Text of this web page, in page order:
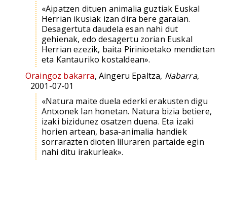
«Aipatzen dituen animalia guztiak Euskal
Herrian ikusiak izan dira bere garaian.
Desagertuta daudela esan nahi dut
gehienak, edo desagertu zorian Euskal
Herrian ezezik, baita Pirinioetako mendietan
eta Kantauriko kostaldean».
Oraingoz bakarra, Aingeru Epaltza, Nabarra,
2001-07-01
«Natura maite duela ederki erakusten digu
Antxonek lan honetan. Natura bizia betiere,
izaki bizidunez osatzen duena. Eta izaki
horien artean, basa-animalia handiek
sorrarazten dioten liluraren partaide egin
nahi ditu irakurleak».